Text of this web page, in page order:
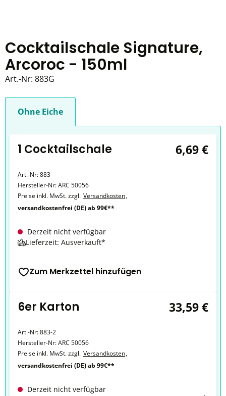
Cocktailschale Signature,
Arcoroc - 150ml
Art.-Nr: 883G
Ohne Eiche
1 Cocktailschale 6,69 €
Art.-Nr:883
Hersteller-Nr:ARC 50056
Preise inkl. MwSt. zzgl. Versandkosten,
versandkostenfrei (DE) ab 99€**
Derzeit nicht verfügbar
Lieferzeit: Ausverkauft*
Zum Merkzettel hinzufügen
6er Karton 33,59 €
Art.-Nr:883-2
Hersteller-Nr:ARC 50056
Preise inkl. MwSt. zzgl. Versandkosten,
versandkostenfrei (DE) ab 99€**
Derzeit nicht verfügbar